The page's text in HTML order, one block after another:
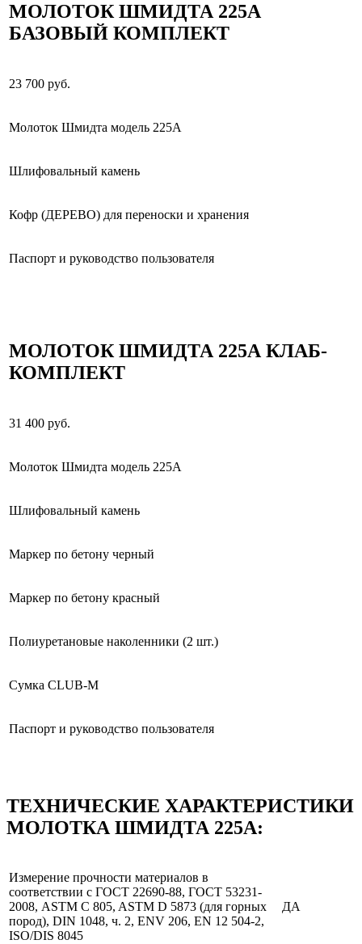
МОЛОТОК ШМИДТА 225А
БАЗОВЫЙ КОМПЛЕКТ
23 700 руб.
Молоток Шмидта модель 225А
Шлифовальный камень
Кофр (ДЕРЕВО) для переноски и хранения
Паспорт и руководство пользователя
МОЛОТОК ШМИДТА 225А КЛАБ-
КОМПЛЕКТ
31 400 руб.
Молоток Шмидта модель 225А
Шлифовальный камень
Маркер по бетону черный
Маркер по бетону красный
Полиуретановые наколенники (2 шт.)
Сумка CLUB-M
Паспорт и руководство пользователя
ТЕХНИЧЕСКИЕ ХАРАКТЕРИСТИКИ
МОЛОТКА ШМИДТА 225А:
Измерение прочности материалов в
соответствии с ГОСТ 22690-88, ГОСТ 53231-
2008, ASTM C 805, ASTM D 5873 (для горных
пород), DIN 1048, ч. 2, ENV 206, EN 12 504-2,
ISO/DIS 8045
ДА